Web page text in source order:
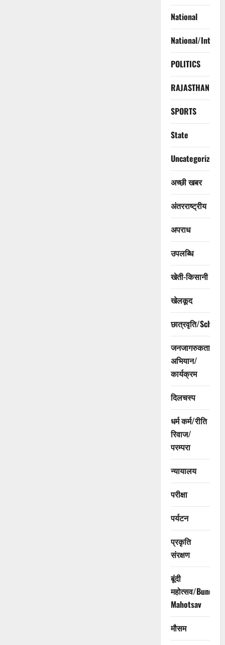
National
National/
POLITICS
RAJASTHAN
SPORTS
State
Uncategorized
अच्छी खबर
अंतरराष्ट्रीय
अपराध
उपलब्धि
खेती-किसानी
खेलकूद
छात्रवृति/
जनजागरुकता
अभियान/
कार्यक्रम
दिलचस्प
धर्म कर्म/रीति
रिवाज/
परम्परा
न्यायालय
परीक्षा
पर्यटन
प्रकृति
संरक्षण
बूंदी
महोत्सव/Bundi
Mahotsav
मौसम